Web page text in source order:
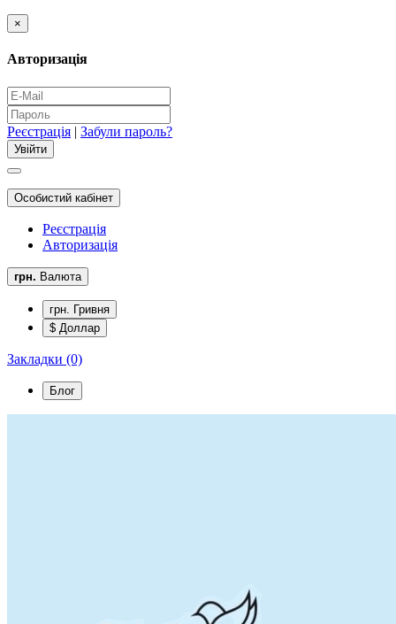
×
Авторизація
Реєстрація | Забули пароль?
Особистий кабінет
Реєстрація
Авторизація
грн. Валюта
грн. Гривня
$ Доллар
Закладки (0)
Блог